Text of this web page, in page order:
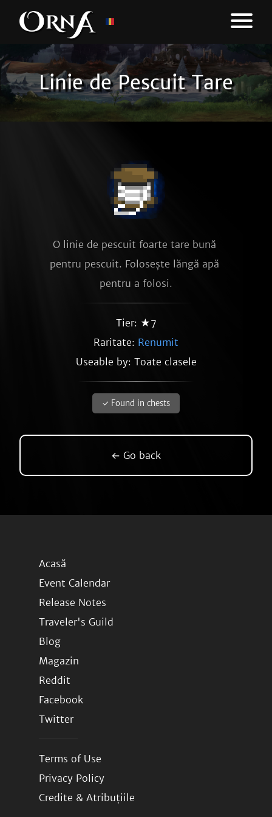
Linie de Pescuit Tare
O linie de pescuit foarte tare bună
pentru pescuit. Folosește lăngă apă
pentru a folosi.
Tier: ★7
Raritate: Renumit
Useable by: Toate clasele
✓ Found in chests
← Go back
Acasă
Event Calendar
Release Notes
Traveler's Guild
Blog
Magazin
Reddit
Facebook
Twitter
Terms of Use
Privacy Policy
Credite & Atribuțiile